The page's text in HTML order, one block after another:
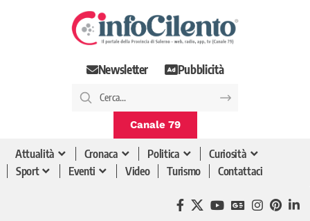
Newsletter Pubblicità
Canale 79
Attualità Cronaca Politica
Curiosità
Sport
Eventi Video Turismo Contattaci